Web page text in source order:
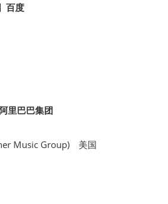
百度
里巴巴集团
Music Group) 美国